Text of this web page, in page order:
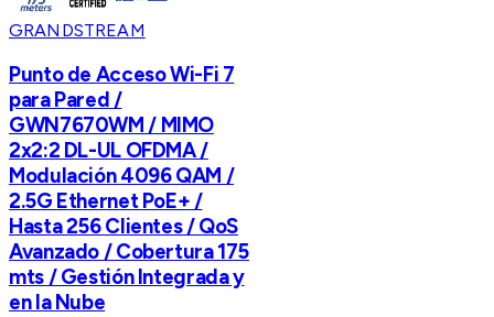
GRANDSTREAM
Punto de Acceso Wi-Fi 7
para Pared /
GWN7670WM / MIMO
2x2:2 DL-UL OFDMA /
Modulación 4096 QAM /
2.5G Ethernet PoE+ /
Hasta 256 Clientes / QoS
Avanzado / Cobertura 175
mts / Gestión Integrada y
en la Nube